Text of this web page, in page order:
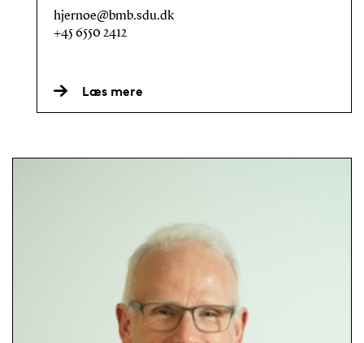
hjernoe@bmb.sdu.dk
+45 6550 2412
Læs mere